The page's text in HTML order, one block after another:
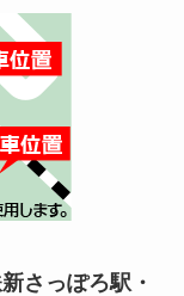
さっぽろ駅・